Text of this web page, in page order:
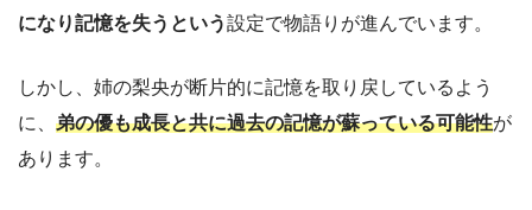
になり記憶を失うという設定で物語りが進んでいます。
しかし、姉の梨央が断片的に記憶を取り戻しているよう
に、 弟の優も成長と共に過去の記憶が蘇っている可能性が
あります。